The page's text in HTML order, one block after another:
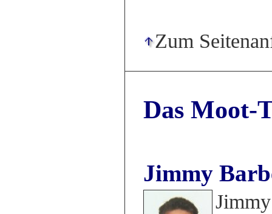
Zum
Das Moot-
Jimmy